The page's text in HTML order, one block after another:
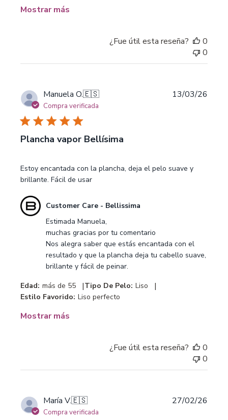
-
Mostrar más
¿Fue útil esta reseña?
0
0
Manuela O.🇪🇸
Compra verificada
Plancha vapor Bellísima
Estoy encantada con la plancha, deja el pelo suave y
brillante. Fácil de usar
Comentarios
del
propietario
revisión
realizada
por
18
2026
Customer Care - Bellissima
Estimada Manuela,
muchas gracias por tu comentario
Nos alegra saber que estás encantada con el
resultado y que la plancha deja tu cabello suave,
brillante y fácil de peinar.
Edad: más de 55 |Tipo De Pelo: Liso |
Estilo Favorido: Liso perfecto
Mostrar más
13/03/26
¿Fue útil esta reseña?
0
0
María V.🇪🇸
Compra verificada
27/02/26